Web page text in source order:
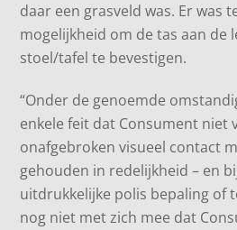
daar een grasveld was. Er was
mogelijkheid om de tas aan de
stoel/tafel te bevestigen.
“Onder de genoemde
enkele feit dat Consument
onafgebroken visueel contact
gehouden in redelijkheid – en
uitdrukkelijke polis bepaling of
nog niet met zich mee dat